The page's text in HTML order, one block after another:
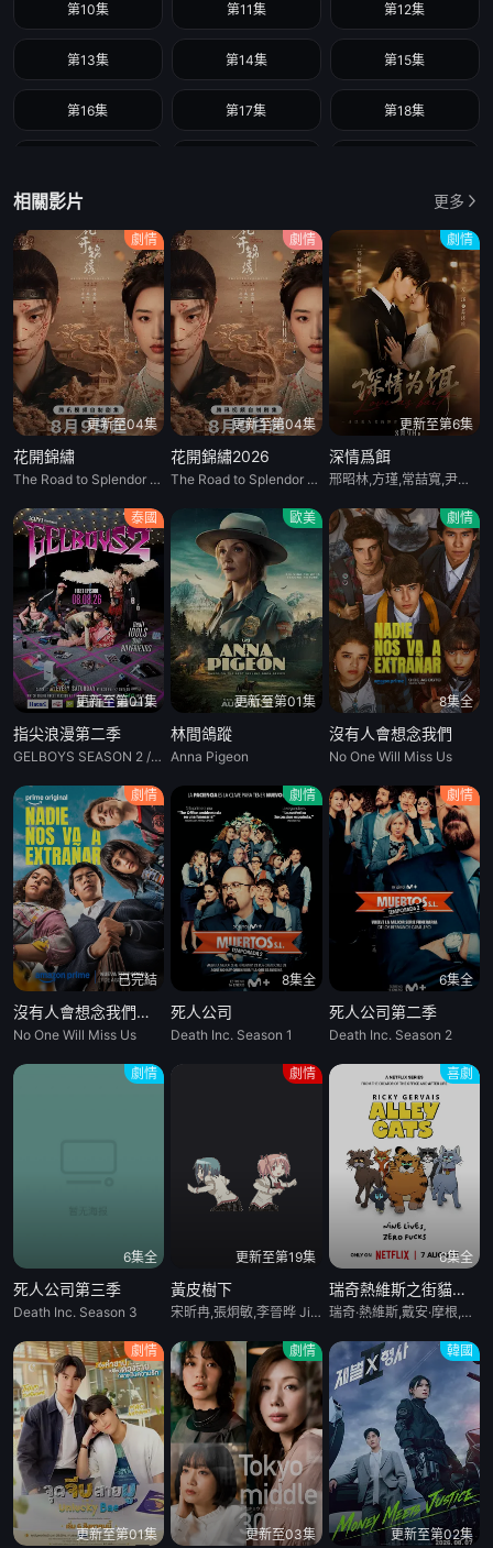
第10集 第11集 第12集
第13集 第14集 第15集
第16集 第17集 第18集
第22集
第25集 第26集 第27集
第28集
相關影片 更多
劇情
更新至04集
花開錦繡
The Road to Splendor / Escape to Your Heart
劇情
更新至第04集
花開錦繡2026
The Road to Splendor / Escape to Your Heart
劇情
更新至第6集
深情爲餌
邢昭林,方瑾,常喆寬,尹蕊,王沛然,趙悠圖
泰國
更新至第01集
指尖浪漫第二季
GELBOYS SEASON 2 / 膠佬 第二季 / 愛情現狀 第二季
歐美
更新至第01集
林間鴿蹤
Anna Pigeon
劇情
8集全
沒有人會想念我們
No One Will Miss Us
劇情
已完結
沒有人會想念我們第二季
No One Will Miss Us
劇情
8集全
死人公司
Death Inc. Season 1
劇情
6集全
死人公司第二季
Death Inc. Season 2
劇情
6集全
死人公司第三季
Death Inc. Season 3
劇情
更新至第19集
黃皮樹下
宋昕冉,張炯敏,李晉晔 Jinye Li,張東升 Dongsheng Zhang,李七月
喜劇
6集全
瑞奇熱維斯之街貓一族
瑞奇·熱維斯,戴安·摩根,湯姆·巴斯登,大衛·厄爾,喬·哈特利,安德魯·布魯克,凱麗·戈德利曼,娜塔莉·卡西迪,托尼·威
劇情
更新至第01集
劇情
更新至03集
韓國
更新至第02集